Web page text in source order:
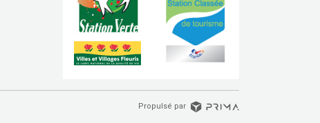
Propulsé par